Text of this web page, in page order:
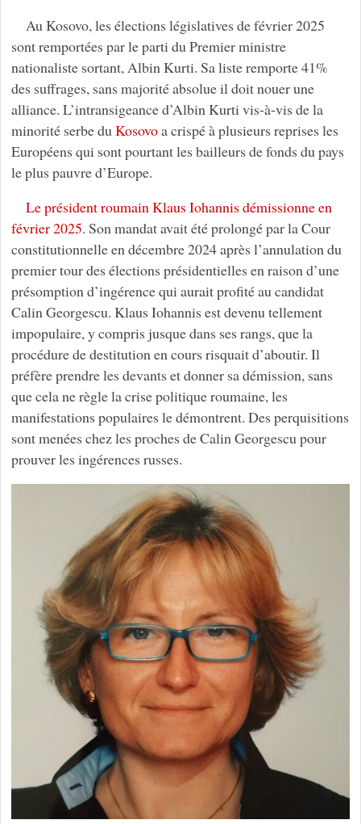
Au Kosovo, les élections législatives de février 2025
sont remportées par le parti du Premier ministre
nationaliste sortant, Albin Kurti. Sa liste remporte 41%
des suffrages, sans majorité absolue il doit nouer une
alliance. L’intransigeance d’Albin Kurti vis-à-vis de la
minorité serbe du Kosovoa crispé à plusieurs reprises les
Européens qui sont pourtant les bailleurs de fonds du pays
le plus pauvre d’Europe.
Le président roumain Klaus Iohannis démissionne en
février 2025. Son mandat avait été prolongé par la Cour
constitutionnelle en décembre 2024 après l’annulation du
premier tour des élections présidentielles en raison d’une
présomption d’ingérence qui aurait profité au candidat
Calin Georgescu. Klaus Iohannis est devenu tellement
impopulaire, y compris jusque dans ses rangs, que la
procédure de destitution en cours risquait d’aboutir. Il
préfère prendre les devants et donner sa démission, sans
que cela ne règle la crise politique roumaine, les
manifestations populaires le démontrent. Des perquisitions
sont menées chez les proches de Calin Georgescu pour
prouver les ingérences russes.